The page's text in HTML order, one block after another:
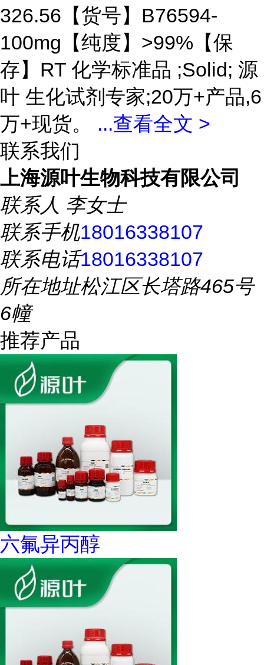
326.56【货号】B76594-
100mg【纯度】>99%【保
存】RT 化学标准品 ;Solid; 源
叶 生化试剂专家;20万+产品,6
万+现货。 ...查看全文 >
联系我们
上海源叶生物科技有限公司
联系人 李女士
联系手机18016338107
联系电话18016338107
所在地址松江区长塔路465号
6幢
推荐产品
六氟异丙醇